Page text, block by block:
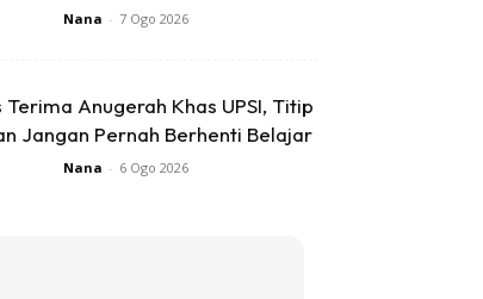
Nana - 7 Ogo 2026
Terima Anugerah Khas UPSI, Titip
Jangan Pernah Berhenti Belajar
Nana - 6 Ogo 2026